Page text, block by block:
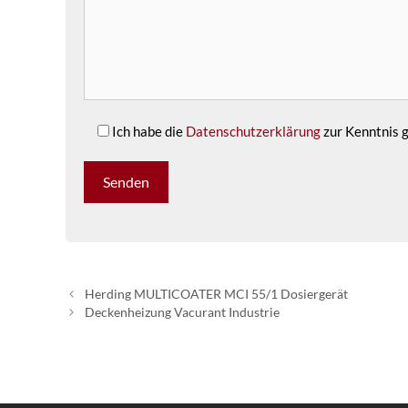
Ich habe die Datenschutzerklärungzur Kenntnis
Herding MULTICOATER MCI 55/1 Dosiergerät
Deckenheizung Vacurant Industrie